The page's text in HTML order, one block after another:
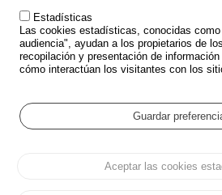
POLÍTICA DE SEGURIDAD VIAL
Outils
EVENTOS
GLOSARIO
Cookie settings
Protección de datos y
Estadísticas
Las cookies estadísticas, conocidas
audiencia", ayudan a los propietarios de
recopilación y presentación de
cómo interactúan los visitantes con los
Guardar
Aceptar las cookies